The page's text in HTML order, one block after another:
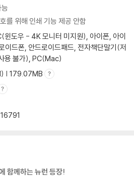
를 위해 인쇄 기능 제공 안함
윈도우 - 4K 모니터 미지원), 아이폰, 아이
이드폰, 안드로이드패드, 전자책단말기(저
용 불가), PC(Mac)
| 179.07MB
함께하는 뉴런 등장!